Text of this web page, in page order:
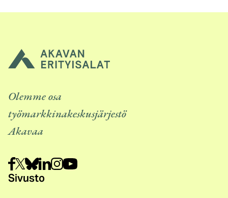
Olemme osa
työmarkkinakeskusjärjestö
Akavaa
Sivusto